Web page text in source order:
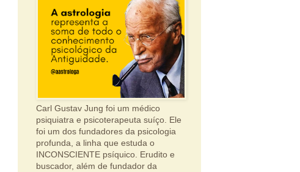
Carl Gustav Jung foi um médico
psiquiatra e psicoterapeuta suíço. Ele
foi um dos fundadores da psicologia
profunda, a linha que estuda o
INCONSCIENTE psíquico. Erudito e
buscador, além de fundador da